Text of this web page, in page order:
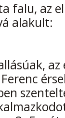
falu, az
alakult:
az